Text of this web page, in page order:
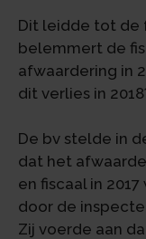
Dit leidde tot de
belemmert de
afwaardering in
dit verlies in
De bv stelde in
dat het
en fiscaal in
door de
Zij voerde aan